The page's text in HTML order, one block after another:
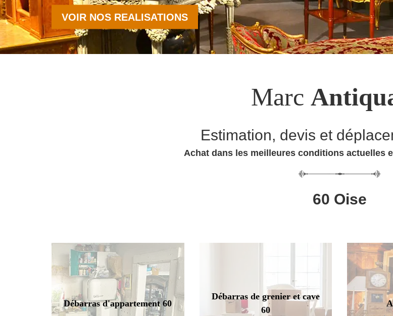
VOIR NOS REALISATIONS
Marc
Estimation, devis et
Achat dans les meilleures conditions actuelles
60 Oise
Débarras d'appartement 60
Débarras de grenier et cave
60